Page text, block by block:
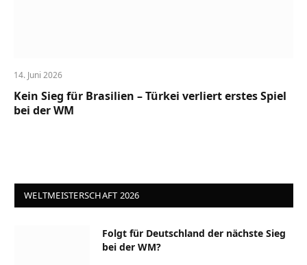
14. Juni 2026
Kein Sieg für Brasilien – Türkei verliert erstes Spiel
bei der WM
WELTMEISTERSCHAFT 2026
Folgt für Deutschland der nächste Sieg
bei der WM?